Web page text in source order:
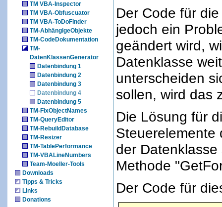
TM VBA-Inspector
TM VBA-Obfuscuator
TM VBA-ToDoFinder
TM-AbhängigeObjekte
TM-CodeDokumentation
TM-
DatenKlassenGenerator
Datenbindung 1
Datenbindung 2
Datenbindung 3
Datenbindung 4
Datenbindung 5
TM-FixObjectNames
TM-QueryEditor
TM-RebuildDatabase
TM-Resizer
TM-TablePerformance
TM-VBALineNumbers
Team-Moeller-Tools
Downloads
Tipps & Tricks
Links
Donations
Der Code für
jedoch ein
geändert wird,
Datenklasse
unterscheiden
sollen, wird das
Die Lösung für
Steuerelemente
der
Methode
Der Code für